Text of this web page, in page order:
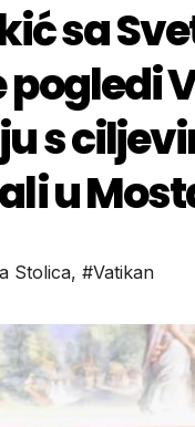
sa
pogledi
s
u
Stolica, #Vatikan